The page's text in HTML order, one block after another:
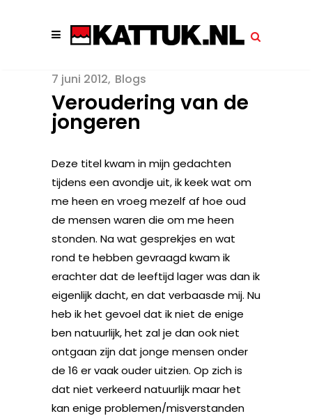
7 juni 2012 Blogs
Veroudering van de
jongeren
Deze titel kwam in mijn gedachten
tijdens een avondje uit, ik keek wat om
me heen en vroeg mezelf af hoe oud
de mensen waren die om me heen
stonden. Na wat gesprekjes en wat
rond te hebben gevraagd kwam ik
erachter dat de leeftijd lager was dan ik
eigenlijk dacht, en dat verbaasde mij. Nu
heb ik het gevoel dat ik niet de enige
ben natuurlijk, het zal je dan ook niet
ontgaan zijn dat jonge mensen onder
de 16 er vaak ouder uitzien. Op zich is
dat niet verkeerd natuurlijk maar het
kan enige problemen/misverstanden